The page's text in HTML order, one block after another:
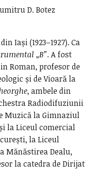
Iași (1923–1927). Ca
„B”. A fost
Roman, profesor de
și de Vioară la
, ambele din
Radiodifuziunii
Muzică la Gimnaziul
la Liceul comercial
la Liceul
Mănăstirea Dealu,
la catedra de Dirijat